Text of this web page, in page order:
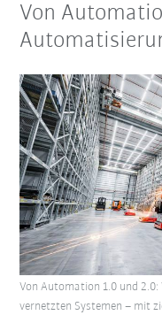
Von
Von Automation 1.0 und
vernetzten Systemen – mit